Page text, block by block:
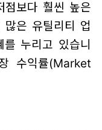
점보다 훨씬 높은
많은 유틸리티 업
누리고 있습니
수익률(Market